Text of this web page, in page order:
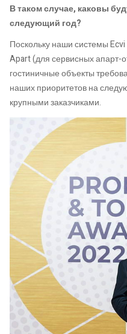
В таком случае, каковы
следующий год?
Поскольку наши системы
Apart (для сервисных апарт-
гостиничные объекты
наших приоритетов на
крупными заказчиками.